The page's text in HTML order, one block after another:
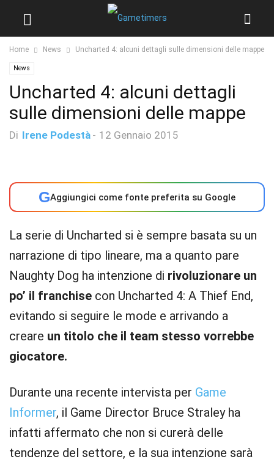
Home News Uncharted 4: alcuni dettagli sulle dimensioni delle mappe
News
Uncharted 4: alcuni dettagli
sulle dimensioni delle mappe
Di Irene Podestà - 12 Gennaio 2015
GAggiungici come fonte preferita su Google
La serie di Uncharted si è sempre basata su un
narrazione di tipo lineare, ma a quanto pare
Naughty Dog ha intenzione di rivoluzionare un
po’ il franchise con Uncharted 4: A Thief End,
evitando si seguire le mode e arrivando a
creare un titolo che il team stesso vorrebbe
giocatore.
Durante una recente intervista per Game
Informer, il Game Director Bruce Straley ha
infatti affermato che non si curerà delle
tendenze del settore, e la sua intenzione sarà